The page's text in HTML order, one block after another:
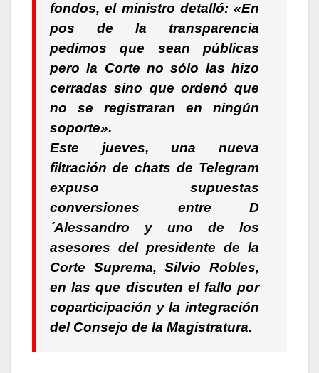
fondos, el ministro detalló: «En
pos de la transparencia
pedimos que sean públicas
pero la Corte no sólo las hizo
cerradas sino que ordenó que
no se registraran en ningún
soporte».
Este jueves, una nueva
filtración de chats de Telegram
expuso supuestas
conversiones entre D
´Alessandro y uno de los
asesores del presidente de la
Corte Suprema, Silvio Robles,
en las que discuten el fallo por
coparticipación y la integración
del Consejo de la Magistratura.